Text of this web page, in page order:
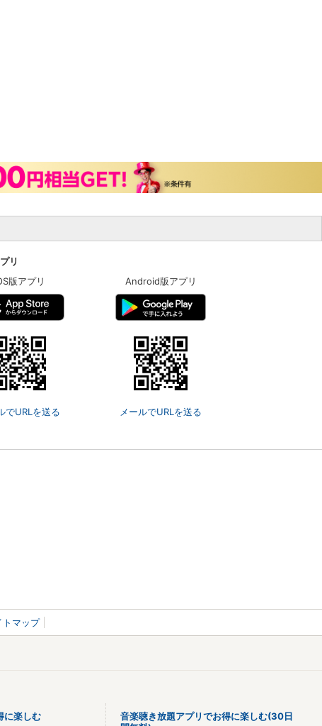
リ
版アプリ
でURLを送る
Android版アプリ
メールでURLを送る
トマップ
に楽しむ
音楽聴き放題アプリでお得に楽しむ(30日